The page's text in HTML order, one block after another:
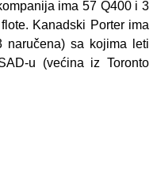
ima 57 Q400 i 3
Kanadski Porter ima
naručena) sa kojima leti
u (većina iz Toronto